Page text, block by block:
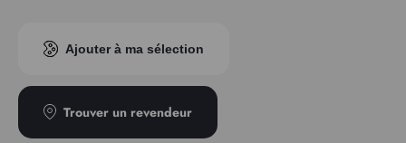
Ajouter à ma sélection
Trouver un revendeur